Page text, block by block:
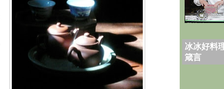
冰冰好料
箴言